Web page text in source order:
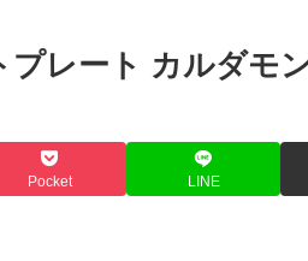
レート カルダモ
Pocket LINE